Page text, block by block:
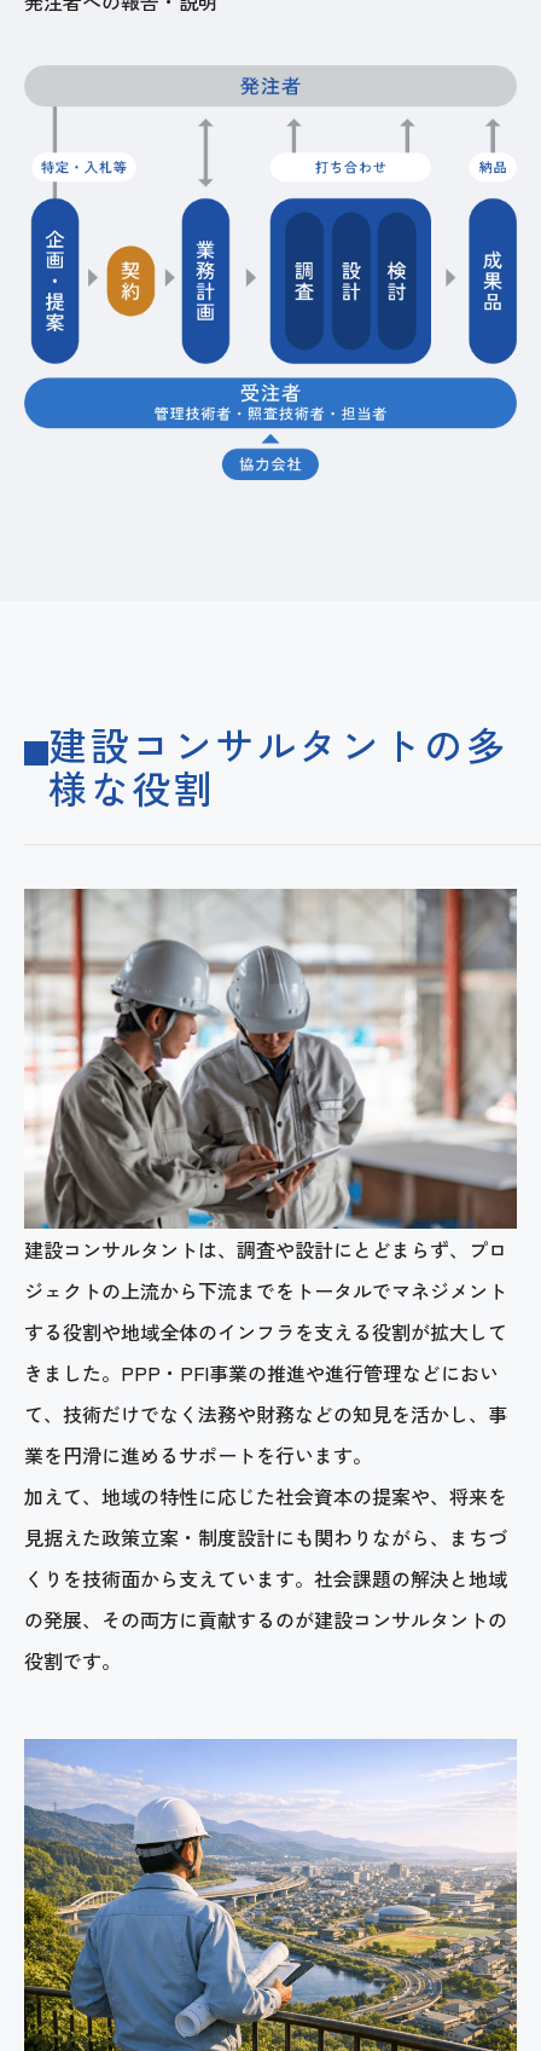
建設コンサルタントの多
様な役割
建設コンサルタントは、調査や設計にとどまらず、プロ
ジェクトの上流から下流までをトータルでマネジメント
する役割や地域全体のインフラを支える役割が拡大して
きました。PPP・PFI事業の推進や進行管理などにおい
て、技術だけでなく法務や財務などの知見を活かし、事
業を円滑に進めるサポートを行います。
加えて、地域の特性に応じた社会資本の提案や、将来を
見据えた政策立案・制度設計にも関わりながら、まちづ
くりを技術面から支えています。社会課題の解決と地域
の発展、その両方に貢献するのが建設コンサルタントの
役割です。